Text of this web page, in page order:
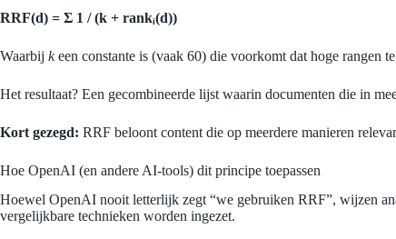
RRF(d) = Σ 1 / (k + rankᵢ(d))
Waarbij keen constante is (vaak 60) die voorkomt dat hoge rangen
Het resultaat? Een gecombineerde lijst waarin documenten die in
Kort gezegd: RRF beloont content die op meerdere manieren
Hoe OpenAI (en andere AI-tools) dit principe toepassen
Hoewel OpenAI nooit letterlijk zegt “we gebruiken RRF”, wijzen
vergelijkbare technieken worden ingezet.